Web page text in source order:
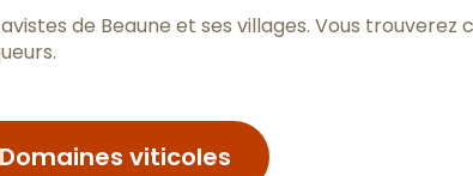
de Beaune et ses villages. Vous trouverez
viticoles